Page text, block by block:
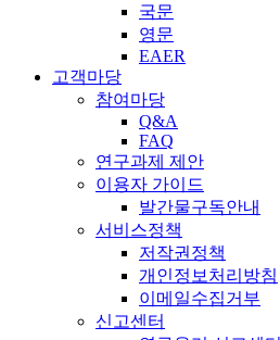
국문
영문
EAER
고객마당
참여마당
Q&A
FAQ
연구과제 제안
이용자 가이드
발간물구독안내
서비스정책
저작권정책
개인정보처리방침
이메일수집거부
신고센터